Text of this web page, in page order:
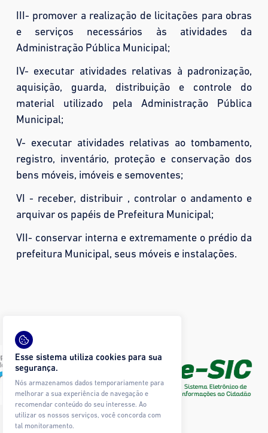
III- promover a realização de licitações para obras
e serviços necessários às atividades da
Administração Pública Municipal;
IV- executar atividades relativas à padronização,
aquisição, guarda, distribuição e controle do
material utilizado pela Administração Pública
Municipal;
V- executar atividades relativas ao tombamento,
registro, inventário, proteção e conservação dos
bens móveis, imóveis e semoventes;
VI - receber, distribuir , controlar o andamento e
arquivar os papéis de Prefeitura Municipal;
VII- conservar interna e extremamente o prédio da
prefeitura Municipal, seus móveis e instalações.
Esse sistema utiliza cookies para sua
segurança.
Nós armazenamos dados temporariamente para
melhorar a sua experiência de navegação e
recomendar conteúdo do seu interesse. Ao
utilizar os nossos serviços, você concorda com
tal monitoramento.